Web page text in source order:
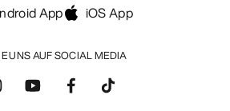
UNS AUF SOCIAL MEDIA
App iOS App